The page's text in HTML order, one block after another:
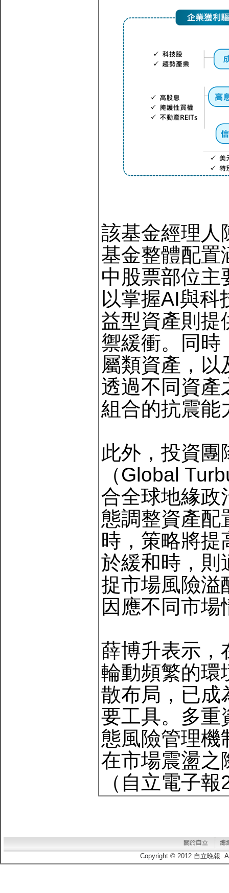
該基金經理人
基金整體配置
中股票部位主
以掌握AI與科
益型資產則提
禦緩衝。同時
屬類資產，
透過不同資產
組合的抗震能
此外，投資團
（Global
合全球地緣政
態調整資產配
時，策略將提
於緩和時，則
捉市場風險溢
因應不同市場
薛博升表示，
輪動頻繁的環
散布局，已成
要工具。多重
態風險管理機
在市場震盪之
（自立電子
Copyright © 2012 自立晚報.